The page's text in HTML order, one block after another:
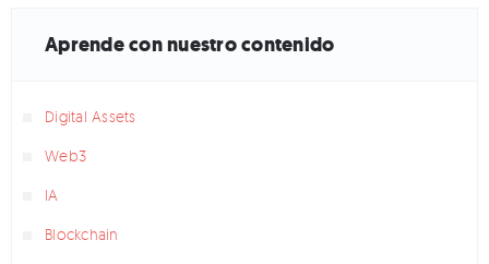
Aprende con nuestro contenido
Digital Assets
Web3
IA
Blockchain